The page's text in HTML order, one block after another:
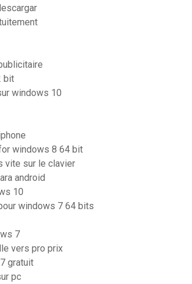
bit
windows 10
windows 8 64 bit
vite sur le clavier
android
10
windows 7 64 bits
7
vers pro prix
gratuit
pc